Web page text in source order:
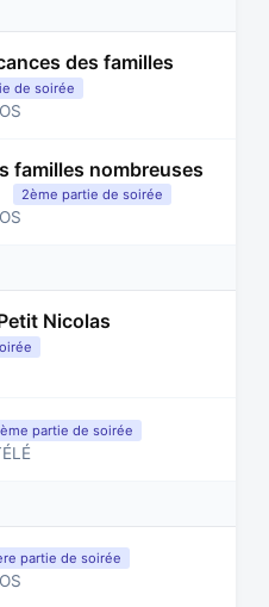
des familles
de soirée
familles nombreuses
2ème partie de soirée
Nicolas
partie de soirée
partie de soirée